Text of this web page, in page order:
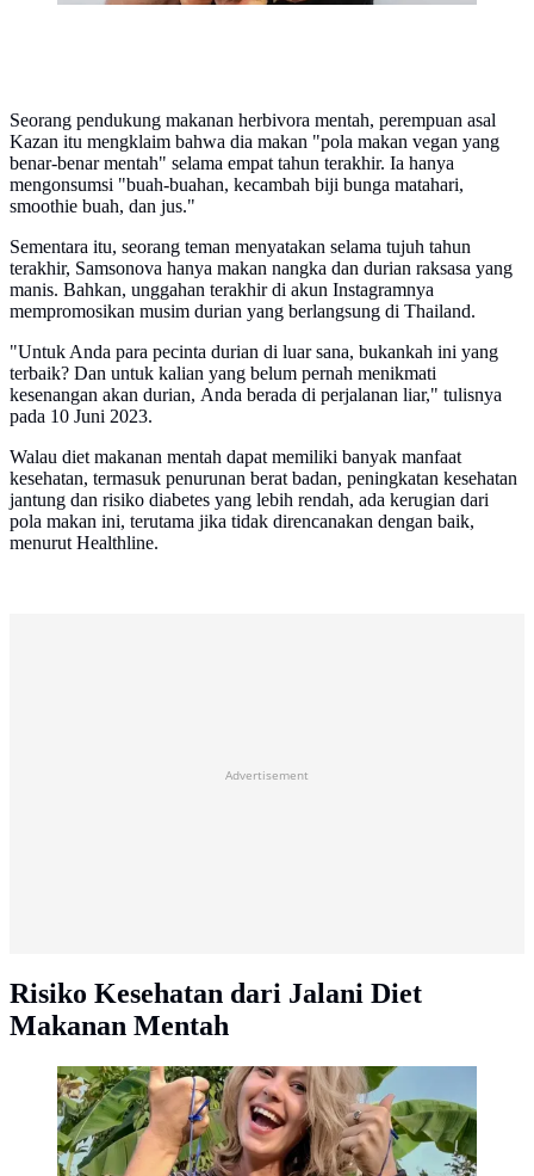
Seorang pendukung makanan herbivora mentah, perempuan asal
Kazan itu mengklaim bahwa dia makan "pola makan vegan yang
benar-benar mentah" selama empat tahun terakhir. Ia hanya
mengonsumsi "buah-buahan, kecambah biji bunga matahari,
smoothie buah, dan jus."
Sementara itu, seorang teman menyatakan selama tujuh tahun
terakhir, Samsonova hanya makan nangka dan durian raksasa yang
manis. Bahkan, unggahan terakhir di akun Instagramnya
mempromosikan musim durian yang berlangsung di Thailand.
"Untuk Anda para pecinta durian di luar sana, bukankah ini yang
terbaik? Dan untuk kalian yang belum pernah menikmati
kesenangan akan durian, Anda berada di perjalanan liar," tulisnya
pada 10 Juni 2023.
Walau diet makanan mentah dapat memiliki banyak manfaat
kesehatan, termasuk penurunan berat badan, peningkatan kesehatan
jantung dan risiko diabetes yang lebih rendah, ada kerugian dari
pola makan ini, terutama jika tidak direncanakan dengan baik,
menurut Healthline.
Advertisement
Risiko Kesehatan dari Jalani Diet
Makanan Mentah